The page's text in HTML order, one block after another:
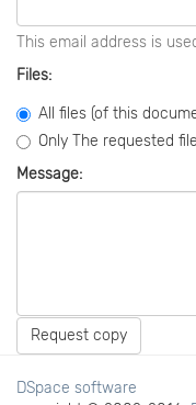
This email address is
Files:
All files (of this
Only The requested
Message:
Request copy
DSpace software